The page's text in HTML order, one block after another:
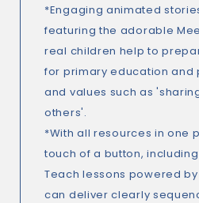
*Engaging animated
featuring the adorable
real children help to
for primary education and
and values such as
others'.
*With all resources in one
touch of a button,
Teach lessons powered
can deliver clearly